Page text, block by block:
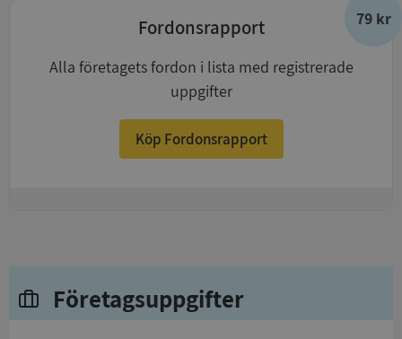
79 kr
Fordonsrapport
Alla företagets fordon i lista med registrerade
uppgifter
Köp Fordonsrapport
Företagsuppgifter